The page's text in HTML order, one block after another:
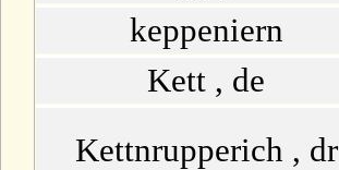
keppeniern
Kett , de
Kettnrupperich , dr